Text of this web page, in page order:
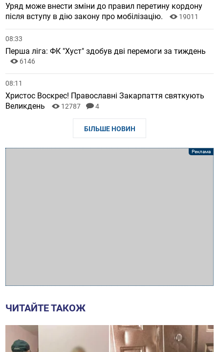
Уряд може внести зміни до правил перетину кордону
після вступу в дію закону про мобілізацію.
19011
08:33
Перша ліга: ФК "Хуст" здобув дві перемоги за тиждень
6146
08:11
Христос Воскрес! Православні Закарпаття святкують
Великдень
12787 4
БІЛЬШЕ НОВИН
ЧИТАЙТЕ ТАКОЖ